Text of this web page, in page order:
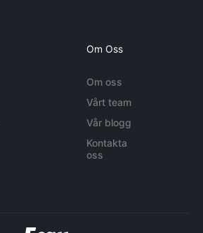
Om Oss
Om oss
Vårt team
Vår blogg
Kontakta
oss